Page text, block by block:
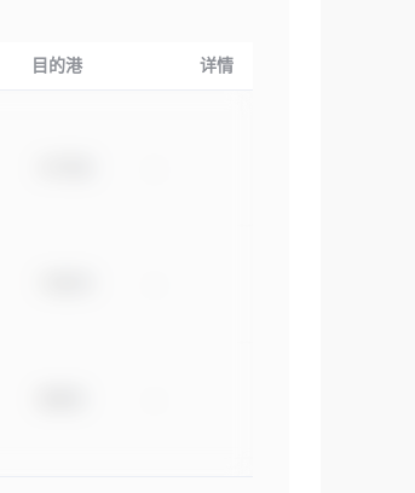
目的港 详情